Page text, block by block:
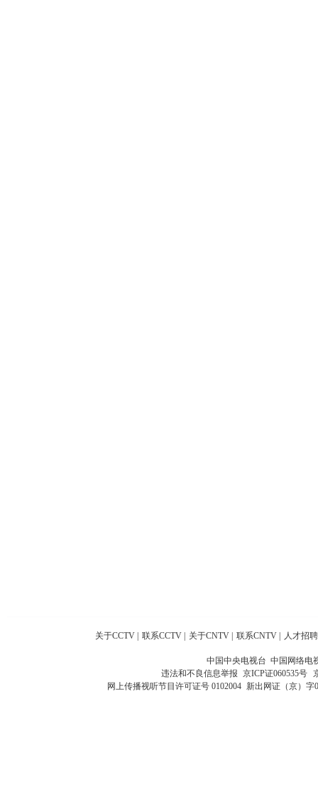
关于CCTV 联系CCTV 关于CNTV 联系CNTV 人才招聘
中国中央电视台 中国网络电
违法和不良信息举报 京ICP证060535号
网上传播视听节目许可证号 0102004 新出网证（京）